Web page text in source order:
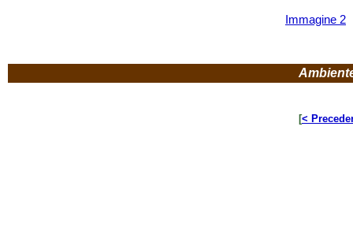
Immagine 2
[<